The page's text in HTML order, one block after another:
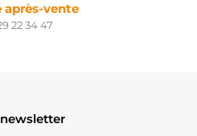
après-vente
22 34 47